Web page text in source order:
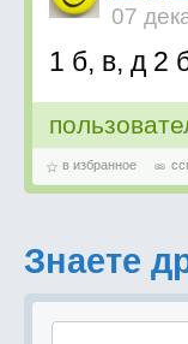
07
1 б, в, д 2
в избранное
Знаете